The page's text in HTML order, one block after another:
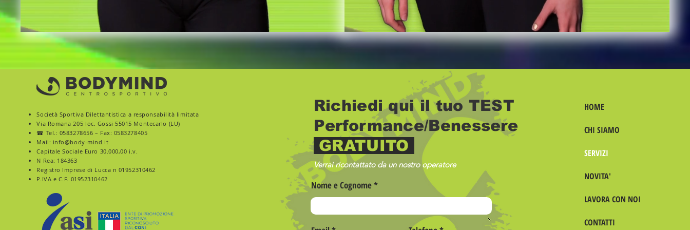
Società Sportiva Dilettantistica a responsabilità limitata
Via Romana 205 loc. Gossi 55015 Montecarlo (LU)
☎ Tel.: 0583278656 – Fax: 0583278405
Mail: info@body-mind.it
Capitale Sociale Euro 30.000,00 i.v.
N Rea: 184363
Registro Imprese di Lucca n 01952310462
P.IVA e C.F. 01952310462
Richiedi qui il tuo TEST
Performance/Benessere
GRATUITO
Verrai ricontattato da un nostro operatore
Nome e Cognome
HOME
CHI SIAMO
SERVIZI
NOVITA'
LAVORA CON NOI
CONTATTI